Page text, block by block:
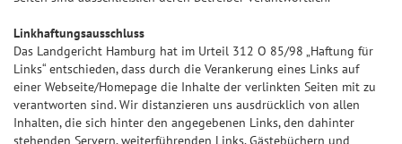
Linkhaftungsausschluss
Das Landgericht Hamburg hat im Urteil 312 O 85/98 „Haftung für
Links“ entschieden, dass durch die Verankerung eines Links auf
einer Webseite/Homepage die Inhalte der verlinkten Seiten mit zu
verantworten sind. Wir distanzieren uns ausdrücklich von allen
Inhalten, die sich hinter den angegebenen Links, den dahinter
stehenden Servern, weiterführenden Links, Gästebüchern und